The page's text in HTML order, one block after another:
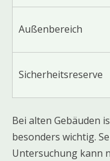
Außenbereich
Sicherheitsreserve
Bei alten Gebäuden
besonders wichtig.
Untersuchung kann